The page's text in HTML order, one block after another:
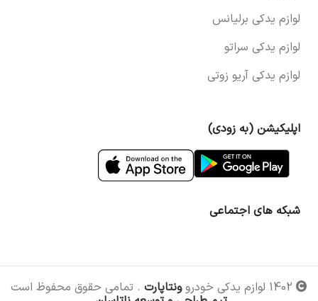
لوازم یدکی برلیانس
لوازم یدکی سراتو
لوازم یدکی آریو زوتی
اپلیکیشن (به زودی)
شبکه های اجتماعی
ونتاپارت . تمامی حقوق محفوظ است